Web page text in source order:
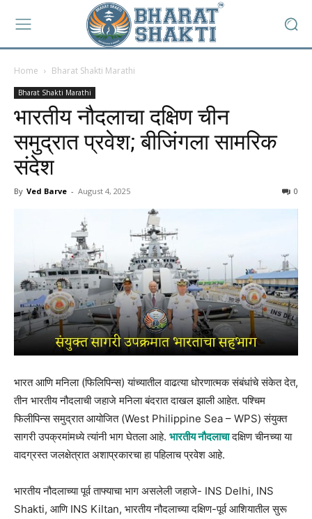
Home Bharat Shakti Marathi
Bharat Shakti Marathi
भारतीय नौदलाचा दक्षिण चीन
समुद्रात प्रवेश; बीजिंगला सामरिक
संदेश
By Ved Barve - August 4, 2025 0
भारत आणि मनिला (फिलिपिन्स) यांच्यातील वाढत्या धोरणात्मक संबंधांचे संकेत देत,
तीन भारतीय नौदलाची जहाजे मनिला बंदरात दाखल झाली आहेत. पश्चिम
फिलीपिन्स समुद्रात आयोजित (West Philippine Sea – WPS) संयुक्त
सागरी उपक्रमांमध्ये त्यांनी भाग घेतला आहे. भारतीय नौदलाचादक्षिण चीनच्या या
वादग्रस्त जलक्षेत्रात अशाप्रकारचा हा पहिलाच प्रवेश आहे.
भारतीय नौदलाच्या पूर्व ताफ्याचा भाग असलेली जहाजे- INS Delhi, INS
Shakti, आणि INS Kiltan, भारतीय नौदलाच्या दक्षिण-पूर्व आशियातील सुरू